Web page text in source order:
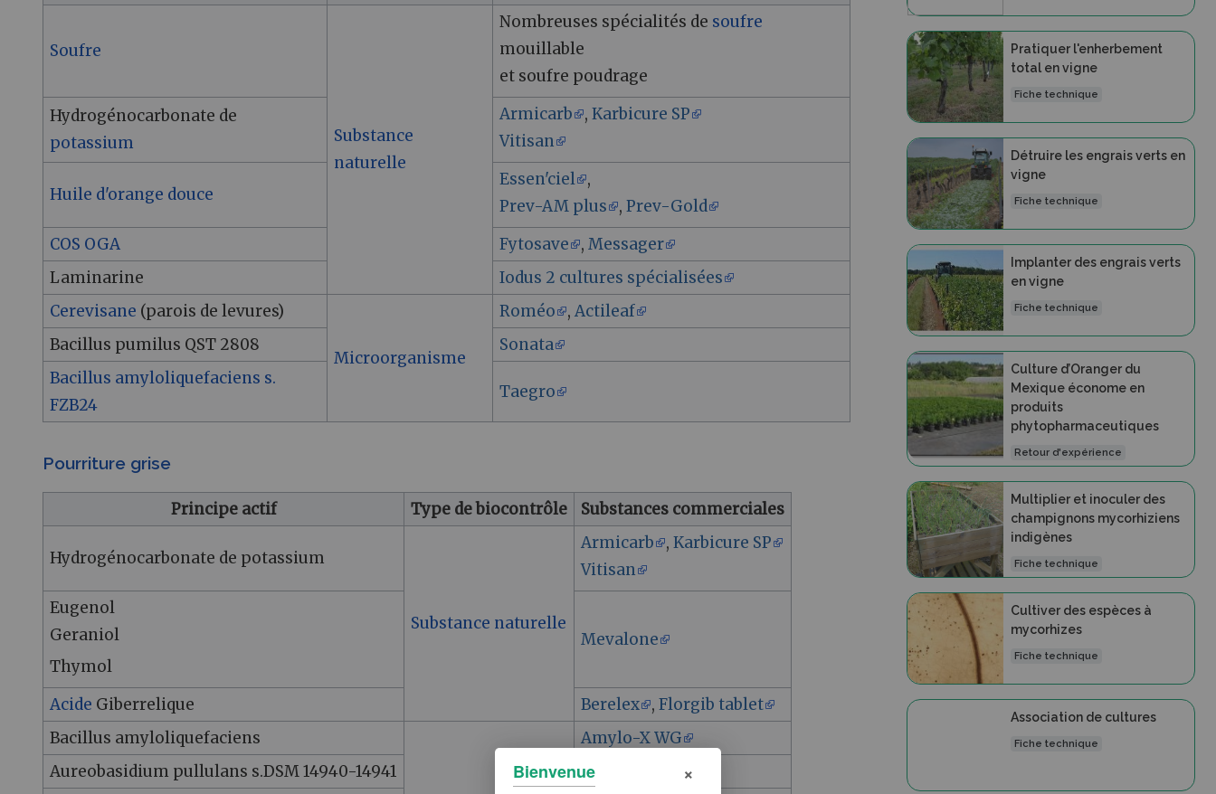
Soufre
Substance
naturelle
Nombreuses spécialités de soufre
mouillable
et soufre poudrage
Hydrogénocarbonate de
potassium
Armicarb , Karbicure SP
Vitisan
Huile d'orange douce
Essen'ciel
,
Prev-AM plus
, Prev-Gold
COS OGA
Fytosave , Messager
Laminarine
Iodus 2 cultures spécialisées
Cerevisane (parois de levures)
Microorganisme
Roméo , Actileaf
Bacillus pumilus QST 2808
Sonata
Bacillus amyloliquefaciens s.
FZB24
Taegro
Pourriture grise
Principe actif Type de biocontrôle Substances commerciales
Hydrogénocarbonate de potassium
Substance naturelle
Armicarb , Karbicure SP
Vitisan
Eugenol
Geraniol
Thymol
Mevalone
Acide Giberrelique Berelex , Florgib tablet
Bacillus amyloliquefaciens
Amylo-X WG
Aureobasidium pullulans s.DSM 14940-14941
Botector
Pratiquer l'enherbement
total en vigne
Fiche technique
Détruire les engrais verts en
vigne
Fiche technique
Implanter des engrais verts
en vigne
Fiche technique
Culture d’Oranger du
Mexique économe en
produits
phytopharmaceutiques
Retour d'expérience
Multiplier et inoculer des
champignons mycorhiziens
indigènes
Fiche technique
Cultiver des espèces à
mycorhizes
Fiche technique
Association de cultures
Fiche technique
Bienvenue ×